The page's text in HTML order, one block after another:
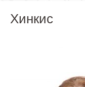
Хинкис